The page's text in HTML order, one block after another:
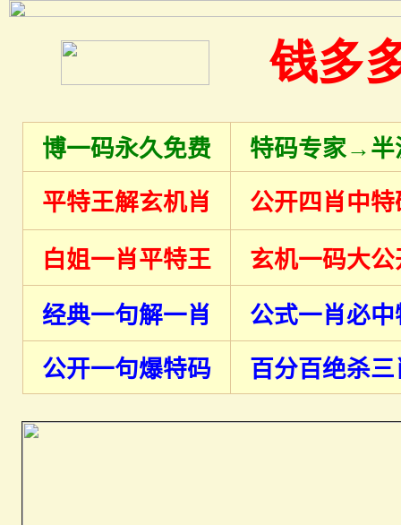
钱多
博一码永久免费
特码专家→半
平特王解玄机肖
公开四肖中特
白姐一肖平特王 玄机一码大公
经典一句解一肖
公式一肖必中
公开一句爆特码
百分百绝杀三